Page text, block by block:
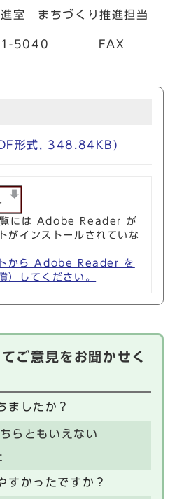
進室 まちづくり推進担当
5040 FAX
形式, 348.84KB)
覧には Adobe Reader が
がインストールされていな
から Adobe Reader を
）してください。
ご意見をお聞かせく
ましたか？
らともいえない
すかったですか？